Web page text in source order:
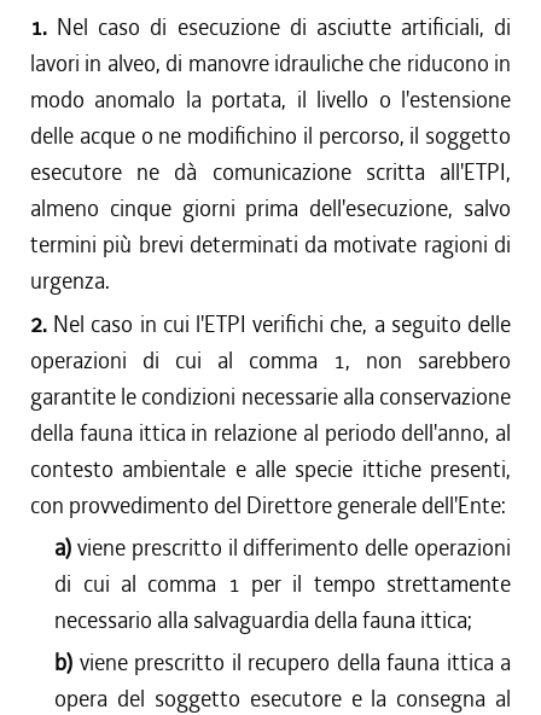
1. Nel caso di esecuzione di asciutte artificiali, di
lavori in alveo, di manovre idrauliche che riducono in
modo anomalo la portata, il livello o l'estensione
delle acque o ne modifichino il percorso, il soggetto
esecutore ne dà comunicazione scritta all'ETPI,
almeno cinque giorni prima dell'esecuzione, salvo
termini più brevi determinati da motivate ragioni di
urgenza.
2. Nel caso in cui l'ETPI verifichi che, a seguito delle
operazioni di cui al comma 1, non sarebbero
garantite le condizioni necessarie alla conservazione
della fauna ittica in relazione al periodo dell'anno, al
contesto ambientale e alle specie ittiche presenti,
con provvedimento del Direttore generale dell'Ente:
a)viene prescritto il differimento delle operazioni
di cui al comma 1 per il tempo strettamente
necessario alla salvaguardia della fauna ittica;
b) viene prescritto il recupero della fauna ittica a
opera del soggetto esecutore e la consegna al